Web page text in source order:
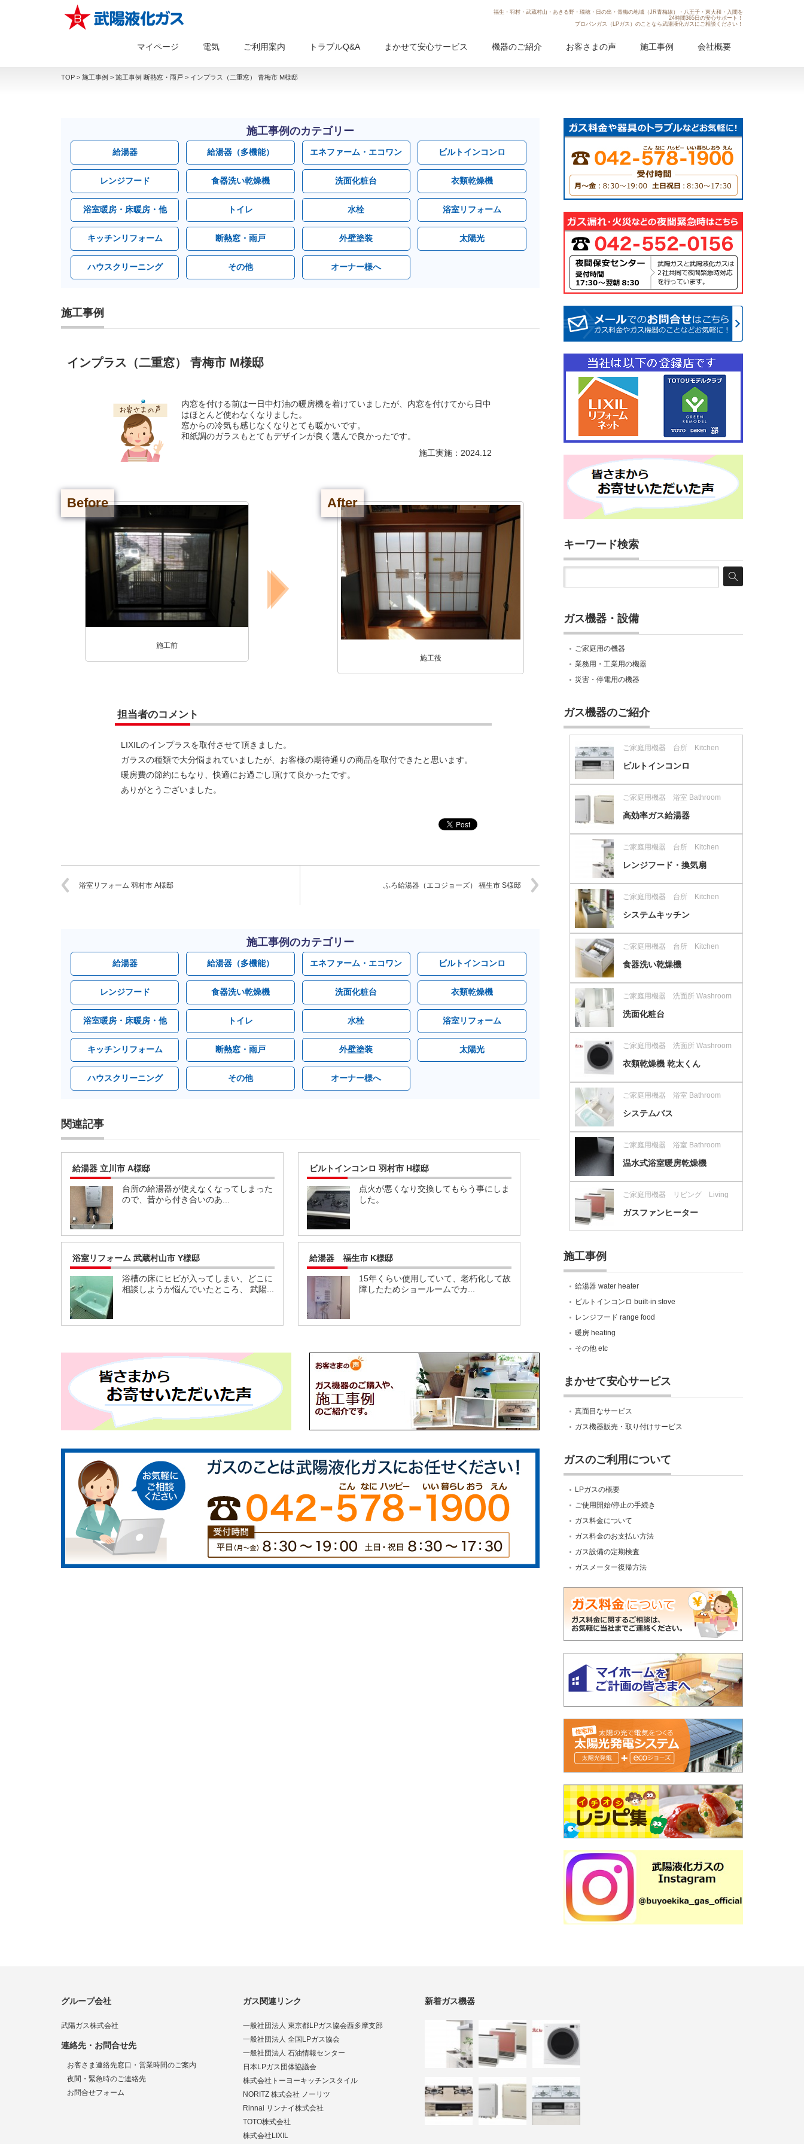
福生・羽村・武蔵村山・あきる野・瑞穂・日の出・青梅の地域（JR青梅線）・八王子・東大和・入間を
24時間365日の安心サポート！
プロパンガス（LPガス）のことなら武陽液化ガスにご相談ください！
マイページ 電気 ご利用案内 トラブルQ&A まかせて安心サービス 機器のご紹介 お客さまの声 施工事例 会社概要
TOP > 施工事例 > 施工事例 断熱窓・雨戸 > インプラス（二重窓） 青梅市 M様邸
施工事例のカテゴリー
給湯器 給湯器（多機能） エネファーム・エコワン ビルトインコンロ
レンジフード 食器洗い乾燥機 洗面化粧台 衣類乾燥機
浴室暖房・床暖房・他 トイレ 水栓 浴室リフォーム
キッチンリフォーム 断熱窓・雨戸 外壁塗装 太陽光
ハウスクリーニング その他 オーナー様へ
施工事例
インプラス（二重窓） 青梅市 M様邸
内窓を付ける前は一日中灯油の暖房機を着けていましたが、内窓を付けてから日中
はほとんど使わなくなりました。
窓からの冷気も感じなくなりとても暖かいです。
和紙調のガラスもとてもデザインが良く選んで良かったです。
施工実施：2024.12
Before
施工前
After
施工後
担当者のコメント
LIXILのインプラスを取付させて頂きました。
ガラスの種類で大分悩まれていましたが、お客様の期待通りの商品を取付できたと思います。
暖房費の節約にもなり、快適にお過ごし頂けて良かったです。
ありがとうございました。
浴室リフォーム 羽村市 A様邸 ふろ給湯器（エコジョーズ） 福生市 S様邸
施工事例のカテゴリー
給湯器 給湯器（多機能） エネファーム・エコワン ビルトインコンロ
レンジフード 食器洗い乾燥機 洗面化粧台 衣類乾燥機
浴室暖房・床暖房・他 トイレ 水栓 浴室リフォーム
キッチンリフォーム 断熱窓・雨戸 外壁塗装 太陽光
ハウスクリーニング その他 オーナー様へ
関連記事
給湯器 立川市 A様邸
台所の給湯器が使えなくなってしまった
ので、昔から付き合いのあ...
ビルトインコンロ 羽村市 H様邸
点火が悪くなり交換してもらう事にしま
した。
浴室リフォーム 武蔵村山市 Y様邸
浴槽の床にヒビが入ってしまい、どこに
相談しようか悩んでいたところ、 武陽...
給湯器 福生市 K様邸
15年くらい使用していて、老朽化して故
障したためショールームでカ...
キーワード検索
ガス機器・設備
ご家庭用の機器
業務用・工業用の機器
災害・停電用の機器
ガス機器のご紹介
ご家庭用機器 台所 Kitchen
ビルトインコンロ
ご家庭用機器 浴室 Bathroom
高効率ガス給湯器
ご家庭用機器 台所 Kitchen
レンジフード・換気扇
ご家庭用機器 台所 Kitchen
システムキッチン
ご家庭用機器 台所 Kitchen
食器洗い乾燥機
ご家庭用機器 洗面所 Washroom
洗面化粧台
ご家庭用機器 洗面所 Washroom
衣類乾燥機 乾太くん
ご家庭用機器 浴室 Bathroom
システムバス
ご家庭用機器 浴室 Bathroom
温水式浴室暖房乾燥機
ご家庭用機器 リビング Living
ガスファンヒーター
施工事例
給湯器 water heater
ビルトインコンロ built-in stove
レンジフード range food
暖房 heating
その他 etc
まかせて安心サービス
真面目なサービス
ガス機器販売・取り付けサービス
ガスのご利用について
LPガスの概要
ご使用開始/停止の手続き
ガス料金について
ガス料金のお支払い方法
ガス設備の定期検査
ガスメーター復帰方法
グループ会社
武陽ガス株式会社
連絡先・お問合せ先
お客さま連絡先窓口・営業時間のご案内
夜間・緊急時のご連絡先
お問合せフォーム
ガス関連リンク
一般社団法人 東京都LPガス協会西多摩支部
一般社団法人 全国LPガス協会
一般社団法人 石油情報センター
日本LPガス団体協議会
株式会社トーヨーキッチンスタイル
NORITZ 株式会社 ノーリツ
Rinnai リンナイ株式会社
TOTO株式会社
株式会社LIXIL
新着ガス機器